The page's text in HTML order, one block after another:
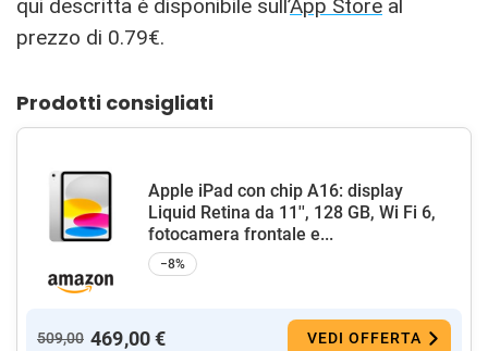
qui descritta è disponibile sull’App Store al
prezzo di 0.79€.
Prodotti consigliati
Apple iPad con chip A16: display
Liquid Retina da 11'', 128 GB, Wi Fi 6,
fotocamera frontale e...
−8%
509,00 469,00 € VEDI OFFERTA